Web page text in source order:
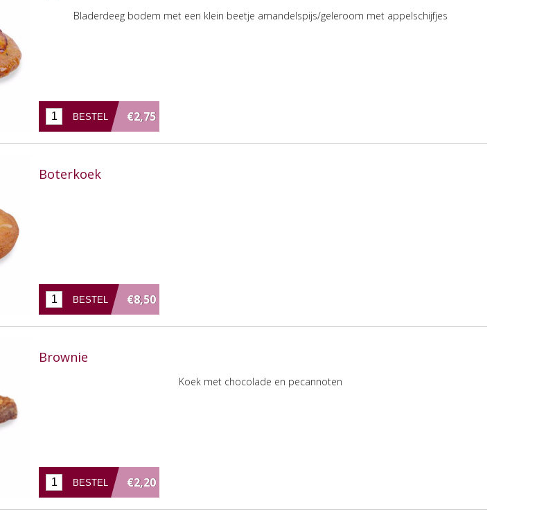
Bladerdeeg bodem met een klein beetje amandelspijs/geleroom met appelschijfjes
€2,75
Boterkoek
€8,50
Brownie
Koek met chocolade en pecannoten
€2,20